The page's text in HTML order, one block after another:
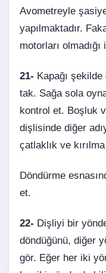
Avometreyle
yapılmaktadır.
motorları
21- Kapağı
tak. Sağa sola
kontrol et. Boşluk
dişlisinde diğer
çatlaklık ve
Döndürme
et.
22- Dişliyi bir
döndüğünü, diğer
gör. Eğer her iki